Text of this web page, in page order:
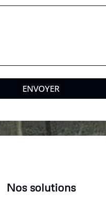
ENVOYER
Nos solutions